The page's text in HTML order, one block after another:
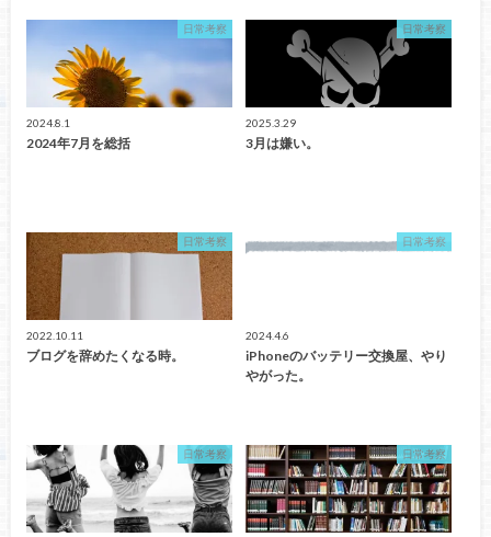
日常考察
2024.8.1
2024年7月を総括
日常考察
2025.3.29
3月は嫌い。
日常考察
2022.10.11
ブログを辞めたくなる時。
日常考察
2024.4.6
iPhoneのバッテリー交換屋、やり
やがった。
日常考察 日常考察